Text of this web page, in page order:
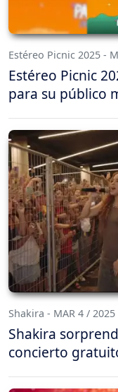
Estéreo Picnic 2025 -
Estéreo Picnic
para su público
Shakira - MAR 4 / 2025
Shakira
concierto